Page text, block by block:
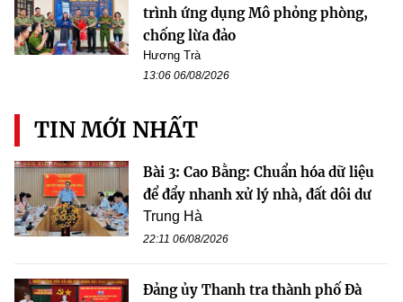
trình ứng dụng Mô phỏng phòng,
chống lừa đảo
Hương Trà
13:06 06/08/2026
TIN MỚI NHẤT
Bài 3: Cao Bằng: Chuẩn hóa dữ liệu
để đẩy nhanh xử lý nhà, đất dôi dư
Trung Hà
22:11 06/08/2026
Đảng ủy Thanh tra thành phố Đà